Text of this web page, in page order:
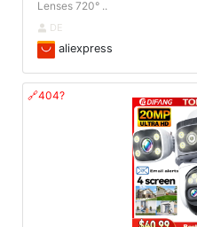
Lenses 720° ..
DE
aliexpress
🔗404?